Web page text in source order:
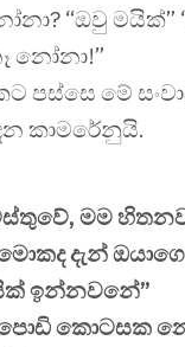
“ඔවු මයික්”
නෝනා!”
පස්සෙ මේ
කාමරේනුයි.
මම
දැන්
ඉන්නවනේ”
පොඩි කොටසක